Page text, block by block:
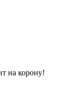
на корону!